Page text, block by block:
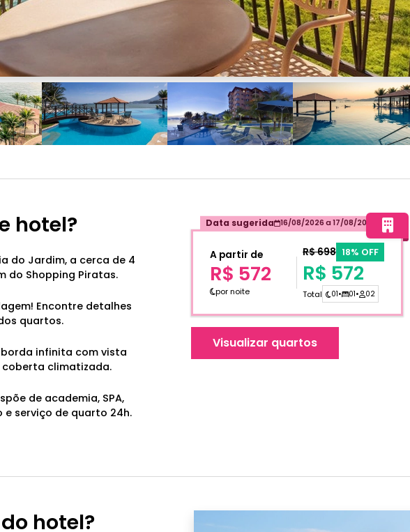
hotel?
do Jardim, a cerca de 4
do Shopping Piratas.
Encontre detalhes
quartos.
infinita com vista
climatizada.
de academia, SPA,
e serviço de quarto 24h.
Data sugerida 16/08/2026 a 17/08/2026
A partir de
R$ 572
por noite
R$ 698 18% OFF
R$ 572
Total 01• 01• 02
Visualizar quartos
hotel?